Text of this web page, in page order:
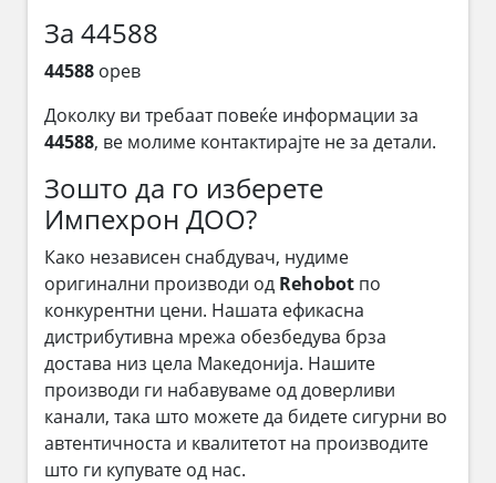
За 44588
44588 орев
Доколку ви требаат повеќе информации за
44588, ве молиме контактирајте не за детали.
Зошто да го изберете
Импехрон ДОО?
Како независен снабдувач, нудиме
оригинални производи од Rehobot по
конкурентни цени. Нашата ефикасна
дистрибутивна мрежа обезбедува брза
достава низ цела Македонија. Нашите
производи ги набавуваме од доверливи
канали, така што можете да бидете сигурни во
автентичноста и квалитетот на производите
што ги купувате од нас.